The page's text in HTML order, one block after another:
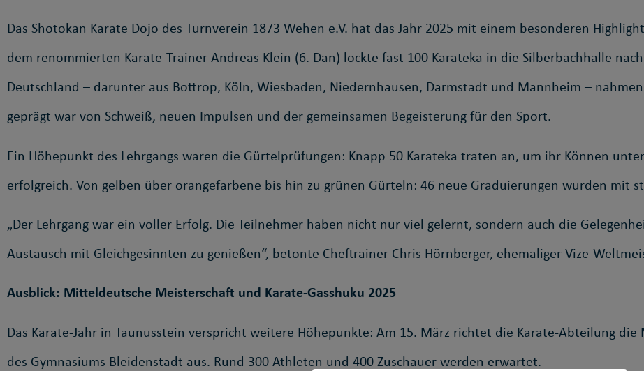
Das Shotokan Karate Dojo des Turnverein 1873 Wehen e.V. hat das Jahr 2025 mit einem besonderen
dem renommierten Karate-Trainer Andreas Klein (6. Dan) lockte fast 100 Karateka in die Silberbachhalle
Deutschland – darunter aus Bottrop, Köln, Wiesbaden, Niedernhausen, Darmstadt und Mannheim –
geprägt war von Schweiß, neuen Impulsen und der gemeinsamen Begeisterung für den Sport.
Ein Höhepunkt des Lehrgangs waren die Gürtelprüfungen: Knapp 50 Karateka traten an, um ihr Können
erfolgreich. Von gelben über orangefarbene bis hin zu grünen Gürteln: 46 neue Graduierungen wurden mit
„Der Lehrgang war ein voller Erfolg. Die Teilnehmer haben nicht nur viel gelernt, sondern auch die
Austausch mit Gleichgesinnten zu genießen“, betonte Cheftrainer Chris Hörnberger, ehemaliger Vize-
Ausblick: Mitteldeutsche Meisterschaft und Karate-Gasshuku 2025
Das Karate-Jahr in Taunusstein verspricht weitere Höhepunkte: Am 15. März richtet die Karate-Abteilung
des Gymnasiums Bleidenstadt aus. Rund 300 Athleten und 400 Zuschauer werden erwartet.